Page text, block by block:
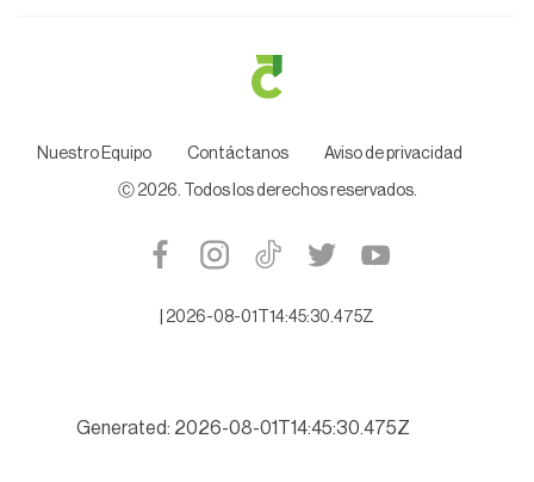
Nuestro Equipo Contáctanos Aviso de privacidad
Ⓒ 2026. Todos los derechos reservados.
2026-08-01T14:45:30.475Z
Generated: 2026-08-01T14:45:30.475Z